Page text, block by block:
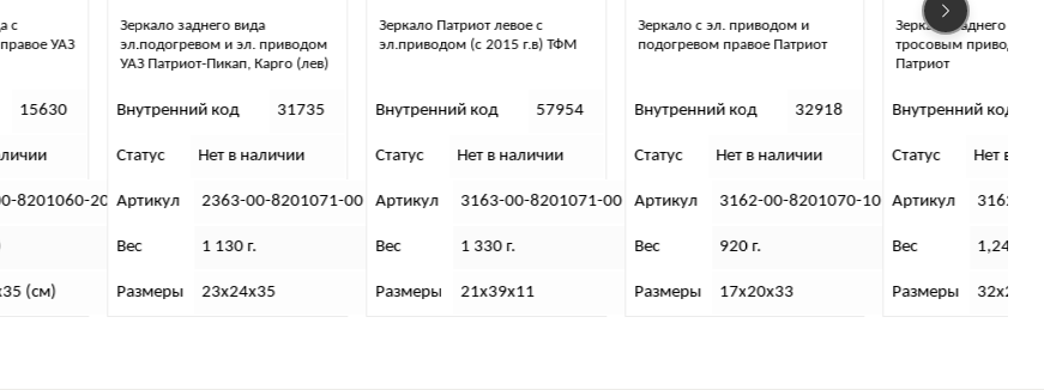
Зеркало заднего вида
эл.подогревом и эл. приводом
УАЗ Патриот-Пикап, Карго (лев)
Внутренний код 31735
Статус Нет в наличии
Артикул 2363-00-8201071-00
1 130 г.
Размеры 23х24х35
Зеркало Патриот левое с
эл.приводом (с 2015 г.в) ТФМ
Внутренний код 57954
Статус Нет в наличии
Артикул 3163-00-8201071-00
1 330 г.
Размеры 21х39х11
Зеркало с эл. приводом и
подогревом правое Патриот
Внутренний код 32918
Статус Нет в наличии
Артикул 3162-00-8201070-10
920 г.
Размеры 17х20х33
Зеркало заднего вида с
тросовым приводом правое
Внутренний код 41672
Статус Нет в наличии
Артикул 3162-00-8201060-00
1,24 (кг).
Размеры 32х21х20 (см).